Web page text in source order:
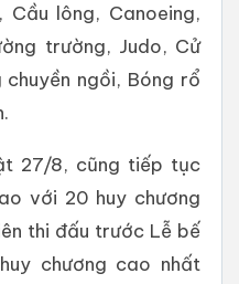
Cầu lông, Canoeing,
trường, Judo, Cử
ngồi, Bóng rổ
27/8, cũng tiếp tục
với 20 huy chương
thi đấu trước Lễ bế
chương cao nhất